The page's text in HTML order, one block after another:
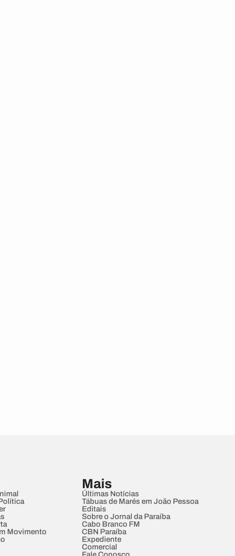
Movimento
Mais
Últimas Notícias
Tábuas de Marés em João Pessoa
Editais
Sobre o Jornal da Paraíba
Cabo Branco FM
CBN Paraíba
Expediente
Comercial